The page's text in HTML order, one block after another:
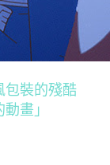
包裝的殘酷
畫」